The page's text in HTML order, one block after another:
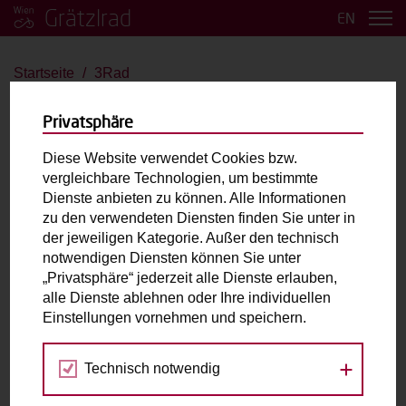
Grätzlrad EN
Startseite 3Rad
Nihola 4.0
bis 2 Kinder Große Last
Max. zulässiges Gesamtgewicht (inkl. fahrende
Person):180kg
Laderaum:L: 106cm B: 62cm H: 50cm
Zubehör:Kindersitzbank / ggf. Helme für Kids / AXA
Schloss
Fahrradabholung & Rückgabe
Privatsphäre
Diese Website verwendet Cookies bzw.
vergleichbare Technologien, um bestimmte
Dienste anbieten zu können. Alle Informationen
zu den verwendeten Diensten finden Sie unter in
der jeweiligen Kategorie. Außer den technisch
notwendigen Diensten können Sie unter
„Privatsphäre“ jederzeit alle Dienste erlauben,
alle Dienste ablehnen oder Ihre individuellen
Einstellungen vornehmen und speichern.
Technisch notwendig